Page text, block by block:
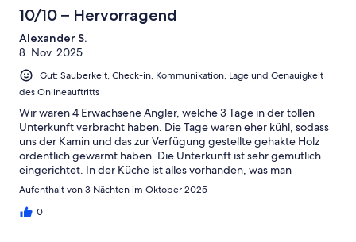
10/10 – Hervorragend
Alexander S.
8. Nov. 2025
Gut: Sauberkeit, Check-in, Kommunikation, Lage und Genauigkeit
des Onlineauftritts
Wir waren 4 Erwachsene Angler, welche 3 Tage in der tollen
Unterkunft verbracht haben. Die Tage waren eher kühl, sodass
uns der Kamin und das zur Verfügung gestellte gehakte Holz
ordentlich gewärmt haben. Die Unterkunft ist sehr gemütlich
eingerichtet. In der Küche ist alles vorhanden, was man
braucht.Das Badezimmer ist neu und sehr sauber. Wir hatten
Aufenthalt von 3 Nächten im Oktober 2025
0